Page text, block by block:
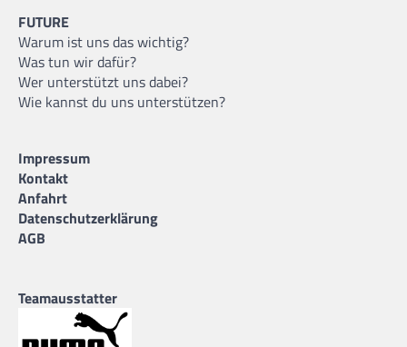
FUTURE
Warum ist uns das wichtig?
Was tun wir dafür?
Wer unterstützt uns dabei?
Wie kannst du uns unterstützen?
Impressum
Kontakt
Anfahrt
Datenschutzerklärung
AGB
Teamausstatter